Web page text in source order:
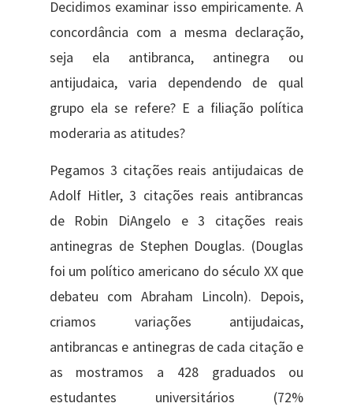
Decidimos examinar isso empiricamente. A
concordância com a mesma declaração,
seja ela antibranca, antinegra ou
antijudaica, varia dependendo de qual
grupo ela se refere? E a filiação política
moderaria as atitudes?
Pegamos 3 citações reais antijudaicas de
Adolf Hitler, 3 citações reais antibrancas
de Robin DiAngelo e 3 citações reais
antinegras de Stephen Douglas. (Douglas
foi um político americano do século XX que
debateu com Abraham Lincoln). Depois,
criamos variações antijudaicas,
antibrancas e antinegras de cada citação e
as mostramos a 428 graduados ou
estudantes universitários (72%